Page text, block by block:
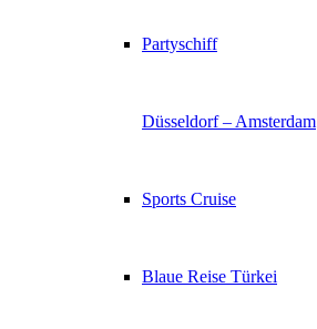
Partyschiff
Düsseldorf – Amsterdam
Sports Cruise
Blaue Reise Türkei